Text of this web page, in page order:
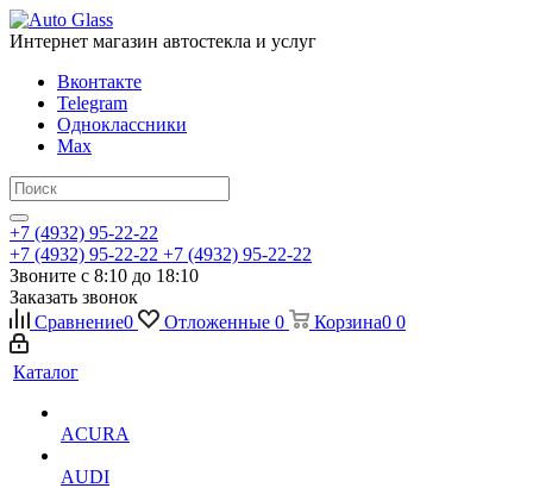
Интернет магазин автостекла и услуг
Вконтакте
Telegram
Одноклассники
Max
+7 (4932) 95-22-22
+7 (4932) 95-22-22 +7 (4932) 95-22-22
Звоните с 8:10 до 18:10
Заказать звонок
Сравнение0 Отложенные 0 Корзина0 0
Каталог
ACURA
AUDI